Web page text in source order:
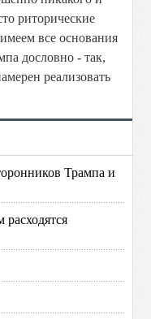
риторические
все основания
дословно - так,
реализовать
Трампа и